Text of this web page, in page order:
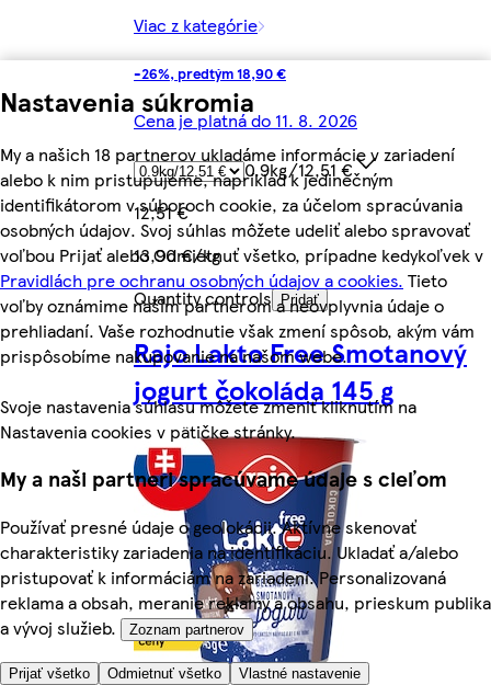
Nastavenia súkromia
My a našich 18 partnerov ukladáme informácie v zariadení
alebo k nim pristupujeme, napríklad k jedinečným
identifikátorom v súboroch cookie, za účelom spracúvania
osobných údajov. Svoj súhlas môžete udeliť alebo spravovať
voľbou Prijať alebo Odmietnuť všetko, prípadne kedykoľvek v
Pravidlách pre ochranu osobných údajov a cookies. Tieto
voľby oznámime našim partnerom a neovplyvnia údaje o
prehliadaní. Vaše rozhodnutie však zmení spôsob, akým vám
prispôsobíme nakupovanie na našom webe.
Svoje nastavenia súhlasu môžete zmeniť kliknutím na
Nastavenia cookies v pätičke stránky.
My a naši partneri spracúvame údaje s cieľom
Používať presné údaje o geolokácii. Aktívne skenovať
charakteristiky zariadenia na identifikáciu. Ukladať a/alebo
pristupovať k informáciám na zariadení. Personalizovaná
reklama a obsah, meranie reklamy a obsahu, prieskum publika
a vývoj služieb.
Zoznam partnerov
Prijať všetko Odmietnuť všetko Vlastné nastavenie
Viac z kategórie
-26%, predtým 18,90 €
Cena je platná do 11. 8. 2026
0.9kg/12,51 €
12,51 €
13,90 €/kg
Quantity controls
Pridať
Rajo Lakto Free Smotanový
jogurt čokoláda 145 g